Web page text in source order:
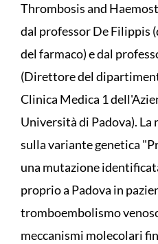
Thrombosis and
dal professor De Filippis
del farmaco) e dal
(Direttore del
Clinica Medica 1
Università di Padova). La
sulla variante genetica
una mutazione
proprio a Padova in
tromboembolismo
meccanismi molecolari